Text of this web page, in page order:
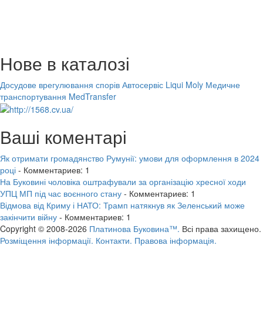
Нове в каталозі
Досудове врегулювання спорів Автосервіс Liqui Moly Медичне
транспортування MedTransfer
Ваші коментарі
Як отримати громадянство Румунії: умови для оформлення в 2024
році - Комментариев: 1
На Буковині чоловіка оштрафували за організацію хресної ходи
УПЦ МП під час воєнного стану - Комментариев: 1
Відмова від Криму і НАТО: Трамп натякнув як Зеленський може
закінчити війну - Комментариев: 1
Copyright © 2008-2026 Платинова Буковина™. Всі права захищено.
Розміщення інформації. Контакти. Правова інформація.